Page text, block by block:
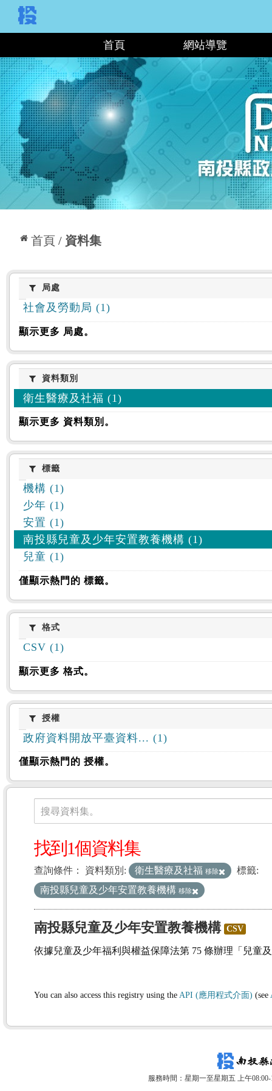
首頁 網站導覽
首頁 資料集
:::
局處局處
社會及勞動局 (1)
顯示更多 局處。
資料類別
資料類別
衛生醫療及社福 (1)
顯示更多 資料類別。
標籤標籤
機構 (1)
少年 (1)
安置 (1)
南投縣兒童及少年安置教養機構 (1)
兒童 (1)
僅顯示熱門的 標籤。
格式格式
CSV (1)
顯示更多 格式。
授權授權
政府資料開放平臺資料... (1)
僅顯示熱門的 授權。
資料集
搜尋資料集。
找到1個資料集
查詢條件： 資料類別: 衛生醫療及社福 移除
標籤:
南投縣兒童及少年安置教養機構 移除
南投縣兒童及少年安置教養機構 CSV
依據兒童及少年福利與權益保障法第 75 條辦理「兒童
You can also access this registry using the API (應用程式介面) (see
服務時間：星期一至星期五 上午